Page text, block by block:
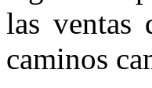
las ventas
caminos